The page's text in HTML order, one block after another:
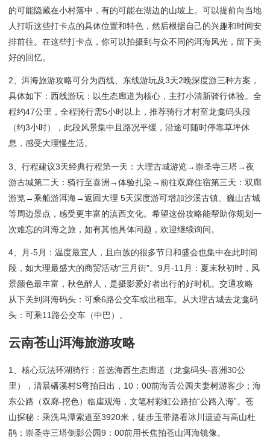
的可能隐藏在小村落中，有的可能在湖边的山坡上。可以提前向当地
人打听这些打卡点的具体位置和特色，然后根据自己的兴趣和时间安
排前往。在这些打卡点，你可以拍摄到与众不同的洱海风光，留下美
好的回忆。
2、洱海旅游攻略可分为西线、东线游玩及3天2晚深度游三种方案，
具体如下：西线游玩：以生态廊道为核心，主打小清新骑行体验。全
程约47公里，全程骑行需5小时以上，推荐骑行才村至龙龛码头段
（约3小时），此段风景集中且路况平缓，沿途可随时停靠草坪休
息，感受大理慢生活。
3、行程建议3天经典行程第一天：大理古城游览→崇圣寺三塔→夜
游古城第二天：骑行至喜洲→体验扎染→前往双廊住宿第三天：双廊
游览→乘船游洱海→返回大理 5天深度游可增加沙溪古镇、巍山古城
等周边景点，感受更丰富的滇西文化。希望这份攻略能帮助你规划一
次难忘的洱海之旅，如有其他具体问题，欢迎继续询问。
4、月-5月：温度最宜人，且白族的很多节日和盛会也集中在此时间
段，如大理最盛大的商贸活动“三月街”。9月-11月：夏末秋初时，风
景颜色最丰富，秋色醉人，是摄影爱好者出行的好时机。交通攻略
从下关到洱海码头：可乘6路公交车或出租车。从大理古城去龙龛码
头：可乘11路公交车（中巴）。
云南苍山洱海旅游攻略
1、核心玩法环湖骑行：首选海西生态廊道（龙龛码头-喜洲30公
里），清晨磻溪村S弯拍日出，10：00前海舌公园夫妻树游客少；海
东公路（双廊-挖色）临崖观海，文笔村彩虹公路拍“公路入海”。苍
山探秘：乘洗马潭索道至3920米，徒步玉带路看冰川遗迹与高山杜
鹃；崇圣寺三塔倒影公园9：00前用长焦拍苍山洱海镜像。